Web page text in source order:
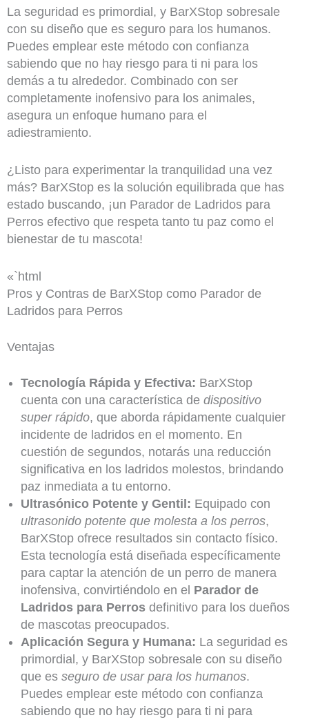
La seguridad es primordial, y BarXStop sobresale
con su diseño que es seguro para los humanos.
Puedes emplear este método con confianza
sabiendo que no hay riesgo para ti ni para los
demás a tu alrededor. Combinado con ser
completamente inofensivo para los animales,
asegura un enfoque humano para el
adiestramiento.
¿Listo para experimentar la tranquilidad una vez
más? BarXStop es la solución equilibrada que has
estado buscando, ¡un Parador de Ladridos para
Perros efectivo que respeta tanto tu paz como el
bienestar de tu mascota!
«`html
Pros y Contras de BarXStop como Parador de
Ladridos para Perros
Ventajas
Tecnología Rápida y Efectiva: BarXStop
cuenta con una característica de dispositivo
super rápido, que aborda rápidamente cualquier
incidente de ladridos en el momento. En
cuestión de segundos, notarás una reducción
significativa en los ladridos molestos, brindando
paz inmediata a tu entorno.
Ultrasónico Potente y Gentil: Equipado con
ultrasonido potente que molesta a los perros,
BarXStop ofrece resultados sin contacto físico.
Esta tecnología está diseñada específicamente
para captar la atención de un perro de manera
inofensiva, convirtiéndolo en el Parador de
Ladridos para Perrosdefinitivo para los dueños
de mascotas preocupados.
Aplicación Segura y Humana: La seguridad es
primordial, y BarXStop sobresale con su diseño
que es seguro de usar para los humanos.
Puedes emplear este método con confianza
sabiendo que no hay riesgo para ti ni para